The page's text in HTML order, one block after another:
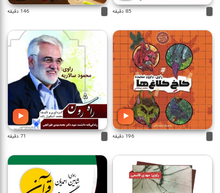
85 دقیقه 146 دقیقه
196 دقیقه 71 دقیقه